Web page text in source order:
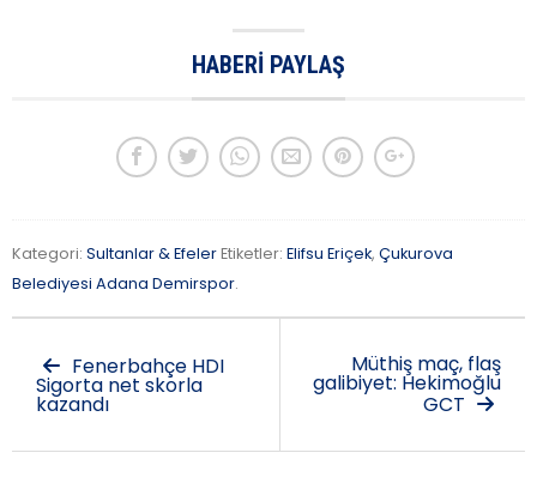
HABERI PAYLAŞ
Kategori: Sultanlar & EfelerEtiketler: Elifsu Eriçek, Çukurova
Belediyesi Adana Demirspor.
Fenerbahçe HDI
Sigorta net skorla
kazandı
Müthiş maç, flaş
galibiyet: Hekimoğlu
GCT